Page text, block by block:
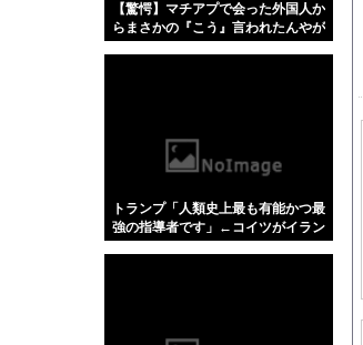
【驚愕】マチアプで会った外国人か
らまさかの『こう』言われたんやが
トランプ「人類史上最も有能かつ最
強の指導者です」←コイツがイラン